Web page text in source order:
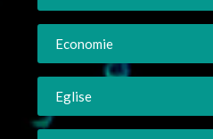
Economie
Eglise